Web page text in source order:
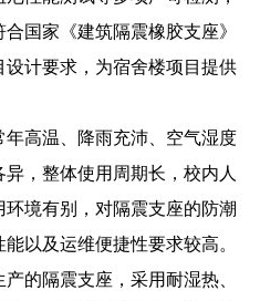
国家《建筑隔震橡胶支座》
计要求，为宿舍楼项目提供
高温、降雨充沛、空气湿度
，整体使用周期长，校内人
境有别，对隔震支座的防潮
以及运维便捷性要求较高。
的隔震支座，采用耐湿热、